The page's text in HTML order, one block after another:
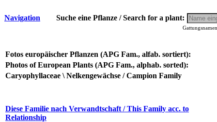
Navigation Suche eine Pflanze / Search for a plant:
Fotos europäischer Pflanzen (APG Fam., alfab. sortiert):
Photos of European Plants (APG Fam., alphab. sorted):
Caryophyllaceae \ Nelkengewächse / Campion Family
Diese Familie nach Verwandtschaft / This Family acc. to
Relationship